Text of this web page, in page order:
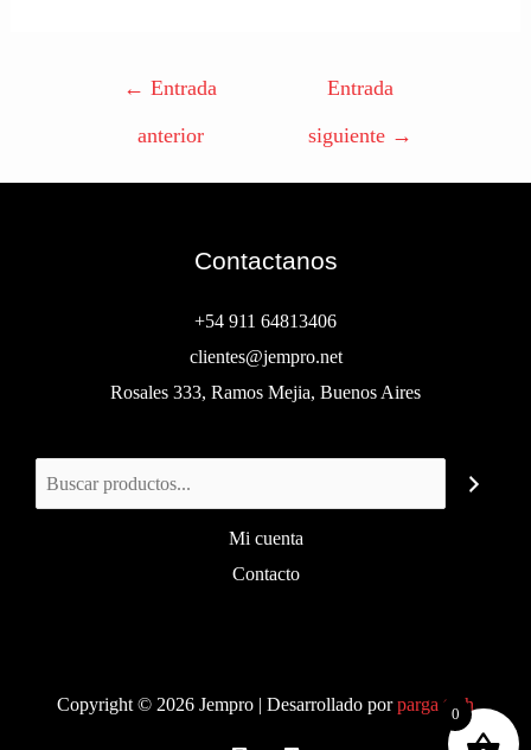
← Entrada
anterior
Entrada
siguiente →
Contactanos
+54 911 64813406
clientes@jempro.net
Rosales 333, Ramos Mejia, Buenos Aires
Mi cuenta
Contacto
Copyright © 2026 Jempro | Desarrollado porparga.tech
0